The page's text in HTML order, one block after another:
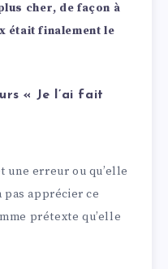
cher, de façon à
était finalement le
« Je l’ai fait
une erreur ou qu’elle
pas apprécier ce
prétexte qu’elle